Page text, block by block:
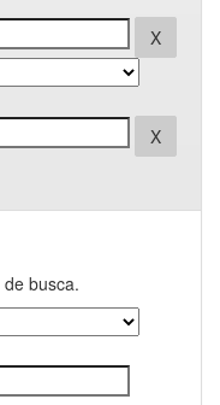
busca.